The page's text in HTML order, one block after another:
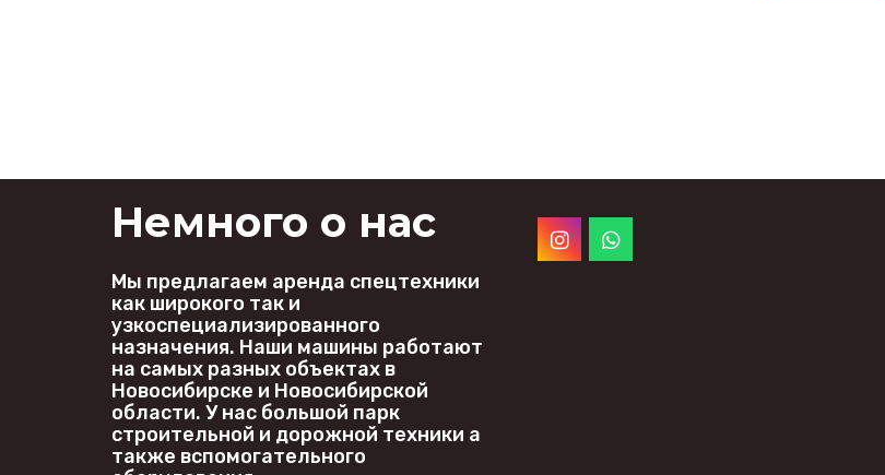
Немного о нас
Мы предлагаем аренда спецтехники
как широкого так и
узкоспециализированного
назначения. Наши машины работают
на самых разных объектах в
Новосибирске и Новосибирской
области. У нас большой парк
строительной и дорожной техники а
также вспомогательного